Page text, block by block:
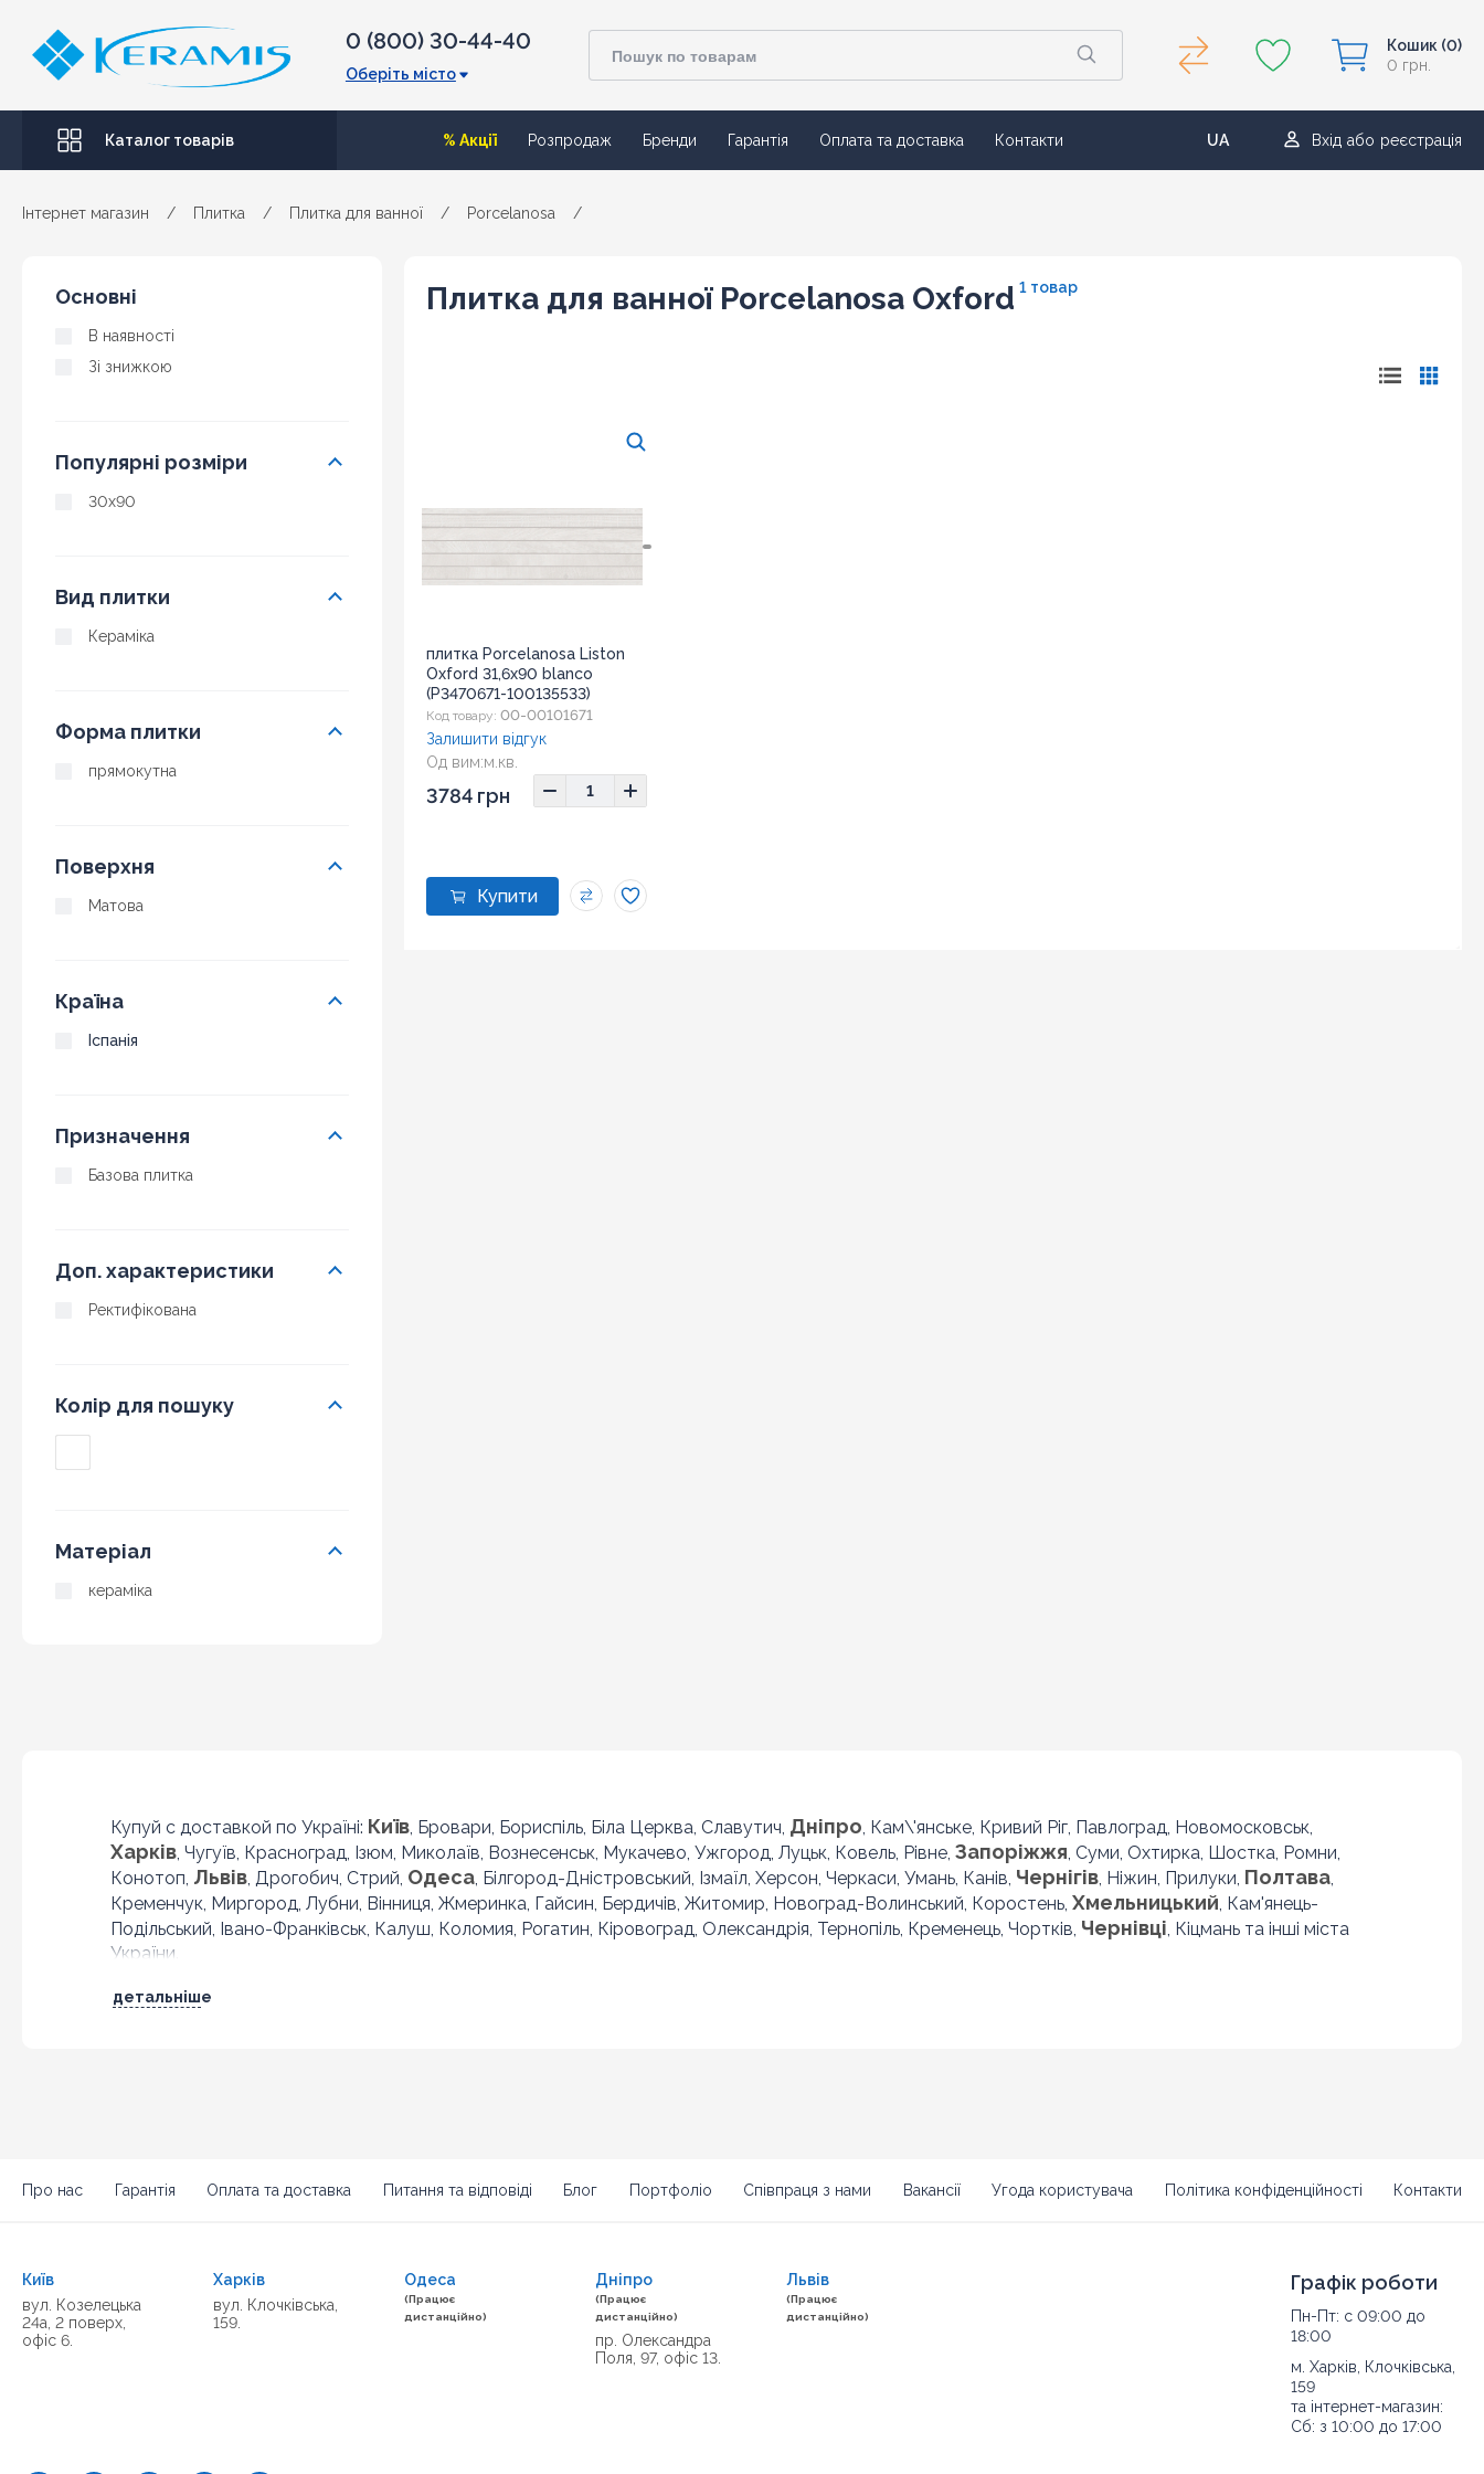
0 (800) 30-44-40
Оберіть місто
Кошик (0)
0 грн.
Каталог товарів % Акції Розпродаж Бренди Гарантія Оплата та доставка Контакти
UA
RU
Вхід або реєстрація
Інтернет магазин / Плитка / Плитка для ванної / Porcelanosa /
Основні
В наявності
Зі знижкою
Популярні розміри
30x90
Вид плитки
Кераміка
Форма плитки
прямокутна
Поверхня
Матова
Країна
Іспанія
Призначення
Базова плитка
Доп. характеристики
Ректифікована
Колір для пошуку
Матеріал
кераміка
Плитка для ванної Porcelanosa Oxford 1 товар
плитка Porcelanosa Liston
Oxford 31,6x90 blanco
(P3470671-100135533)
Код товару: 00-00101671
Од вим:м.кв.
31,6x90
Залишити відгук
3784 грн
Купуй с доставкой по Україні: Київ, Бровари, Бориспіль, Біла Церква, Славутич, Дніпро, Кам\'янське, Кривий Ріг, Павлоград, Новомосковськ,
Харків, Чугуїв, Красноград, Ізюм, Миколаїв, Вознесенськ, Мукачево, Ужгород, Луцьк, Ковель, Рівне, Запоріжжя, Суми, Охтирка, Шостка, Ромни,
Конотоп, Львів, Дрогобич, Стрий, Одеса, Білгород-Дністровський, Ізмаїл, Херсон, Черкаси, Умань, Канів, Чернігів, Ніжин, Прилуки, Полтава,
Кременчук, Миргород, Лубни, Вінниця, Жмеринка, Гайсин, Бердичів, Житомир, Новоград-Волинський, Коростень, Хмельницький, Кам'янець-
Подільський, Івано-Франківськ, Калуш, Коломия, Рогатин, Кіровоград, Олександрія, Тернопіль, Кременець, Чортків, Чернівці, Кіцмань та інші міста
України.
детальніше
Про нас Гарантія Оплата та доставка Питання та відповіді Блог Портфоліо Співпраця з нами Вакансії Угода користувача Політика конфіденційності Контакти
Київ
вул. Козелецька
24а, 2 поверх,
офіс 6.
Харків
вул. Клочківська,
159.
Одеса
(Працює
дистанційно)
Дніпро
(Працює
дистанційно)
пр. Олександра
Поля, 97, офіс 13.
Львів
(Працює
дистанційно)
Графік роботи
Пн-Пт: с 09:00 до
18:00
м. Харків, Клочківська,
159
та інтернет-магазин:
Сб: з 10:00 до 17:00